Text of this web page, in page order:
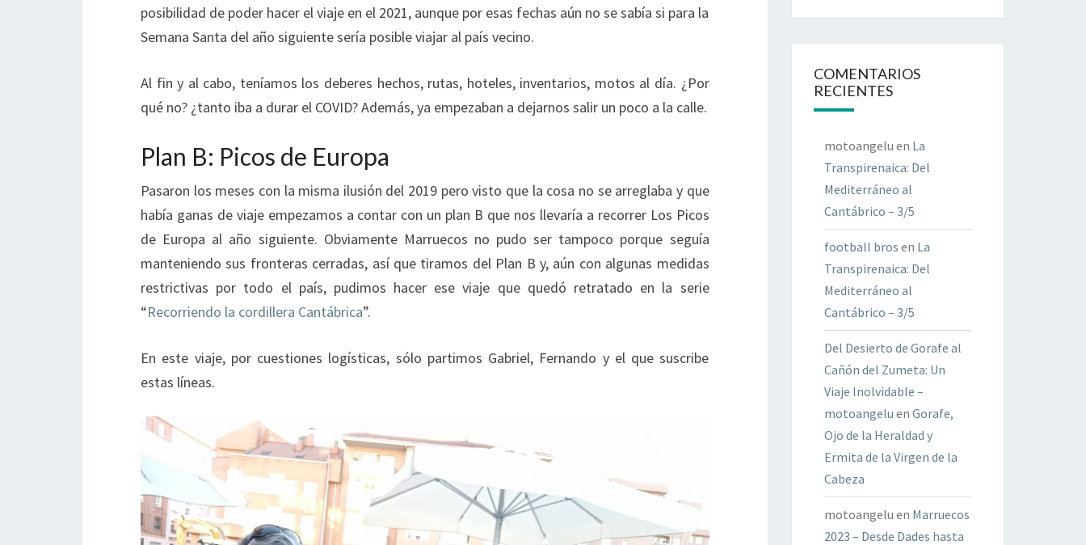
posibilidad de poder hacer el viaje en el 2021, aunque por esas fechas aún no se sabía si para la
Semana Santa del año siguiente sería posible viajar al país vecino.
Al fin y al cabo, teníamos los deberes hechos, rutas, hoteles, inventarios, motos al día. ¿Por
qué no? ¿tanto iba a durar el COVID? Además, ya empezaban a dejarnos salir un poco a la calle.
Plan B: Picos de Europa
Pasaron los meses con la misma ilusión del 2019 pero visto que la cosa no se arreglaba y que
había ganas de viaje empezamos a contar con un plan B que nos llevaría a recorrer Los Picos
de Europa al año siguiente. Obviamente Marruecos no pudo ser tampoco porque seguía
manteniendo sus fronteras cerradas, así que tiramos del Plan B y, aún con algunas medidas
restrictivas por todo el país, pudimos hacer ese viaje que quedó retratado en la serie
“Recorriendo la cordillera Cantábrica”.
En este viaje, por cuestiones logísticas, sólo partimos Gabriel, Fernando y el que suscribe
estas líneas.
COMENTARIOS
RECIENTES
motoangelu en La
Transpirenaica: Del
Mediterráneo al
Cantábrico – 3/5
football bros en La
Transpirenaica: Del
Mediterráneo al
Cantábrico – 3/5
Del Desierto de Gorafe al
Cañón del Zumeta: Un
Viaje Inolvidable –
motoangelu en Gorafe,
Ojo de la Heraldad y
Ermita de la Virgen de la
Cabeza
motoangelu en Marruecos
2023 – Desde Dades hasta